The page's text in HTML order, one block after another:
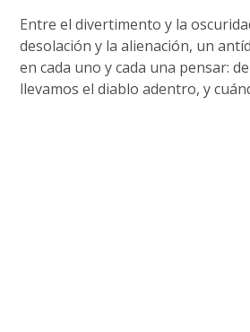
Entre el divertimento y la
desolación y la alienación, un
en cada uno y cada una pensar:
llevamos el diablo adentro, y